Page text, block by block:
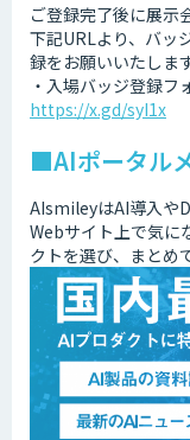
ご登録完了後に展示
下記URLより、バッ
録をお願いいたします
・入場バッジ登録フ
https://x.gd/syI1x
■AIポータル
AIsmileyはAI導入や
Webサイト上で気に
クトを選び、まとめ